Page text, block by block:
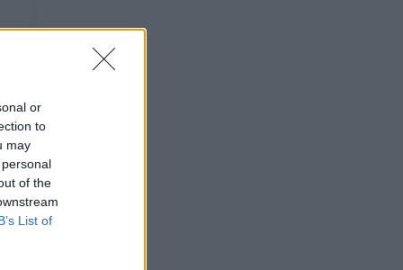
or
to
may
of the
List of